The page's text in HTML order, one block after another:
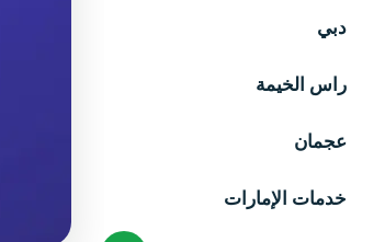
دبي
راس الخيمة
عجمان
خدمات الإمارات